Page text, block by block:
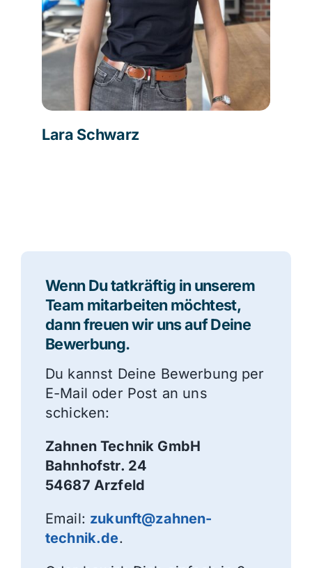
Lara Schwarz
Wenn Du tatkräftig in unserem
Team mitarbeiten möchtest,
dann freuen wir uns auf Deine
Bewerbung.
Du kannst Deine Bewerbung per
E-Mail oder Post an uns
schicken:
Zahnen Technik GmbH
Bahnhofstr. 24
54687 Arzfeld
Email: zukunft@zahnen-
technik.de.